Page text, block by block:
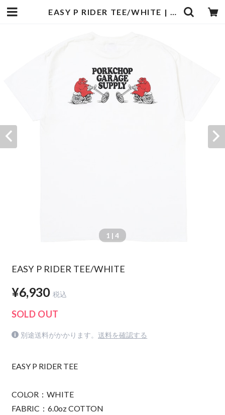
EASY P RIDER TEE/WHITE | PORKCHOP GARAGE SUPPLY
1 | 4
EASY P RIDER TEE/WHITE
¥6,930 税込
SOLD OUT
別途送料がかかります。 送料を確認する
EASY P RIDER TEE
COLOR：WHITE
FABRIC：6.0oz COTTON